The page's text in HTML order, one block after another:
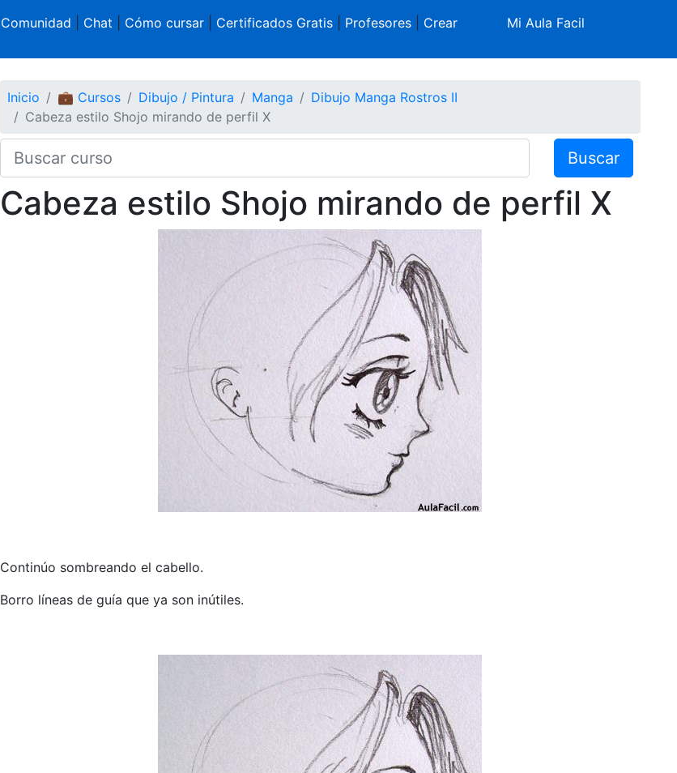
Comunidad Chat Cómo cursar| Certificados Gratis| Profesores| Crear
Mi Aula Facil
Inicio 💼 Cursos Dibujo / Pintura Manga
Dibujo Manga Rostros II
Cabeza estilo Shojo mirando de perfil X
Buscar
Cabeza estilo Shojo mirando de perfil X
Continúo sombreando el cabello.
Borro líneas de guía que ya son inútiles.